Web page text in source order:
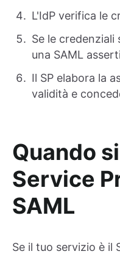
L'IdP verifica le
Se le
una SAML
Il SP elabora la
validità e
Quando
Service
SAML
Se il tuo servizio è il